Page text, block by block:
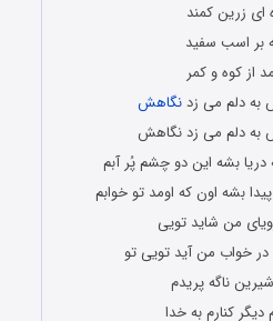
ای زرین کمند
بر اسب سفید
از کوه و کمر
دلم می زدنگاهش
دلم می زد نگاهش
بشه این دو چشم پُر آبم
بشه اون که اومد تو خوابم
من شاید تویی
خواب من آید تویی تو
ناگه پریدم
دیگر کنارم به خدا